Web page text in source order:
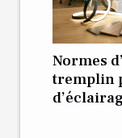
Normes
tremplin